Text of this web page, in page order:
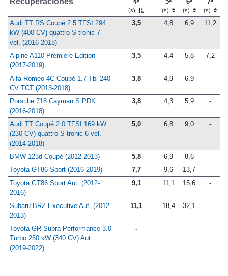
(s) (s) (s) (s)
Audi TT RS Coupé 2.5 TFSI 294
kW (400 CV) quattro S tronic 7
vel. (2016-2018)
3,5 4,8 6,9 11,2
Alpine A110 Première Edition
(2017-2019)
3,5 4,4 5,8 7,2
Alfa Romeo 4C Coupé 1.7 Tbi 240
CV TCT (2013-2018)
3,8 4,9 6,9 -
Porsche 718 Cayman S PDK
(2016-2018)
3,8 4,3 5,9 -
Audi TT Coupé 2.0 TFSI 169 kW
(230 CV) quattro S tronic 6 vel.
(2014-2018)
5,0 6,8 9,0 -
BMW 123d Coupé (2012-2013) 5,8 6,9 8,6
-
Toyota GT86 Sport (2016-2019)
7,7 9,6 13,7
-
Toyota GT86 Sport Aut. (2012-
2016)
9,1 11,1 15,6 -
Subaru BRZ Executive Aut. (2012-
2013)
11,1 18,4 32,1 -
Toyota GR Supra Performance 3.0
Turbo 250 kW (340 CV) Aut.
(2019-2022)
- - - -